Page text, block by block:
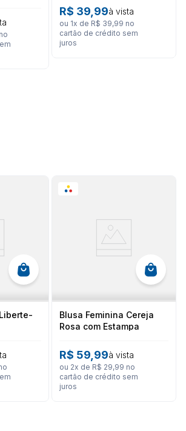
no
R$ 39 99à vista
ou 1x de R$ 39,99 no
cartão de crédito sem
juros
Blusa Feminina Cereja
Rosa com Estampa
R$ 59 99à vista
ou 2x de R$ 29,99 no
cartão de crédito sem
juros